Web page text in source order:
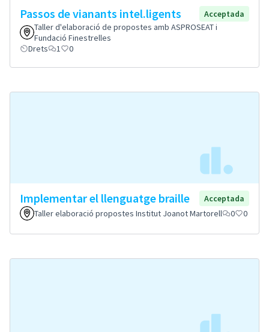
Passos de vianants intel.ligents
Acceptada
Taller d'elaboració de propostes amb ASPROSEAT i
Fundació Finestrelles
Drets
1 0
Implementar el llenguatge braille
Acceptada
Taller elaboració propostes Institut Joanot Martorell
0 0